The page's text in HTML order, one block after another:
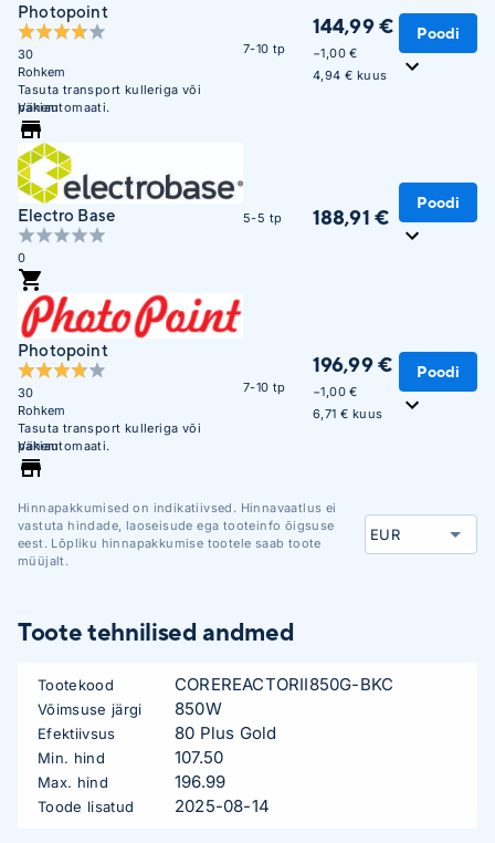
Photopoint
30
Rohkem
Tasuta transport kulleriga või
pakiautomaati.
Vähem
7-10 tp
144,99 €
−1,00 €
4,94 € kuus
Poodi
Electro Base
0
5-5 tp 188,91 €
Poodi
Photopoint
30
Rohkem
Tasuta transport kulleriga või
pakiautomaati.
Vähem
7-10 tp
196,99 €
−1,00 €
6,71 € kuus
Poodi
Hinnapakkumised on indikatiivsed. Hinnavaatlus ei
vastuta hindade, laoseisude ega tooteinfo õigsuse
eest. Lõpliku hinnapakkumise tootele saab toote
müüjalt.
Toote tehnilised andmed
Tootekood COREREACTORII850G-BKC
Võimsuse järgi 850W
Efektiivsus 80 Plus Gold
Min. hind 107.50
Max. hind 196.99
Toode lisatud 2025-08-14